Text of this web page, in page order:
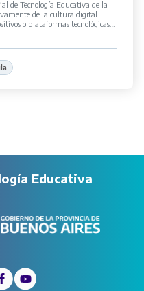
de Tecnología Educativa de la
de la cultura digital
o plataformas tecnológicas
Educativa